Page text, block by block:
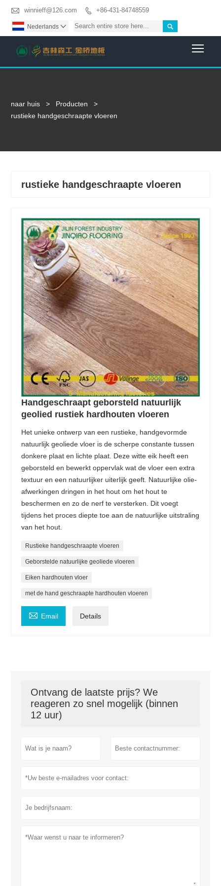
 winnieff@126.com  +86-431-84748559

Nederlands 
naar huis > Producten
>
rustieke handgeschraapte vloeren
rustieke handgeschraapte vloeren
Handgeschraapt geborsteld natuurlijk
geolied rustiek hardhouten vloeren
Het unieke ontwerp van een rustieke, handgevormde
natuurlijk geoliede vloer is de scherpe constante tussen
donkere plaat en lichte plaat. Deze witte eik heeft een
geborsteld en bewerkt oppervlak wat de vloer een extra
textuur en een natuurlijker uiterlijk geeft. Natuurlijke olie-
afwerkingen dringen in het hout om het hout te
beschermen en zo de nerf te versterken. Dit voegt
tijdens het proces diepte toe aan de natuurlijke uitstraling
van het hout.
Rustieke handgeschraapte vloeren
Geborstelde natuurlijke geoliede vloeren
Eiken hardhouten vloer
met de hand geschraapte hardhouten vloeren
 Email Details
Ontvang de laatste prijs? We
reageren zo snel mogelijk (binnen
12 uur)